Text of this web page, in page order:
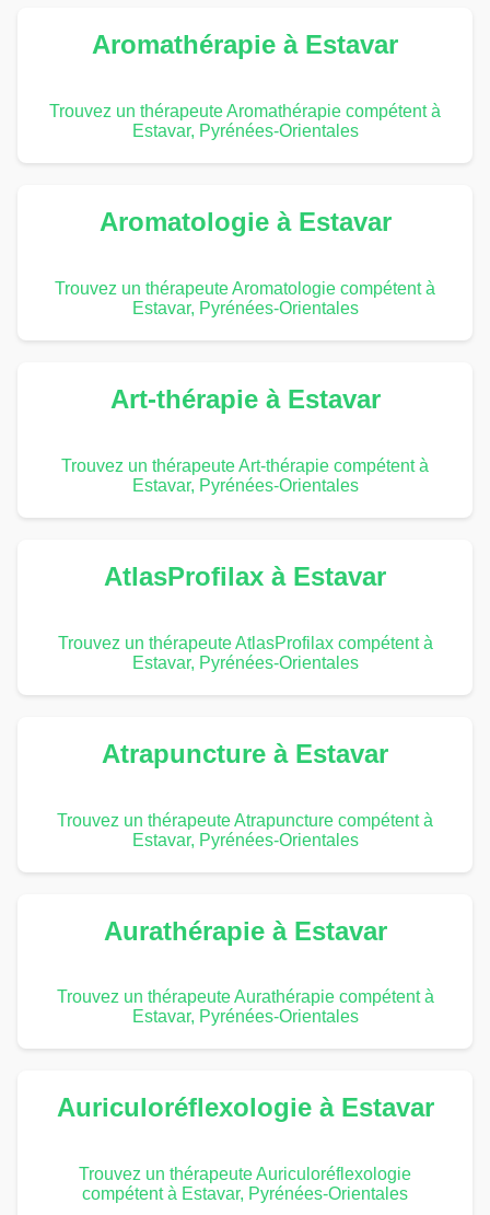
Aromathérapie à Estavar
Trouvez un thérapeute Aromathérapie compétent à
Estavar, Pyrénées-Orientales
Aromatologie à Estavar
Trouvez un thérapeute Aromatologie compétent à
Estavar, Pyrénées-Orientales
Art-thérapie à Estavar
Trouvez un thérapeute Art-thérapie compétent à
Estavar, Pyrénées-Orientales
AtlasProfilax à Estavar
Trouvez un thérapeute AtlasProfilax compétent à
Estavar, Pyrénées-Orientales
Atrapuncture à Estavar
Trouvez un thérapeute Atrapuncture compétent à
Estavar, Pyrénées-Orientales
Aurathérapie à Estavar
Trouvez un thérapeute Aurathérapie compétent à
Estavar, Pyrénées-Orientales
Auriculoréflexologie à Estavar
Trouvez un thérapeute Auriculoréflexologie
compétent à Estavar, Pyrénées-Orientales